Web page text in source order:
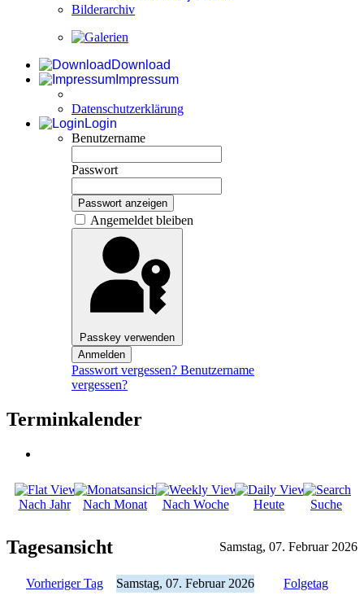
Bilderarchiv
Download
Impressum
Datenschutzerklärung
Login
Benutzername
Passwort
Passwort anzeigen
Angemeldet bleiben
Passkey verwenden
Anmelden
Passwort vergessen? Benutzername
vergessen?
Terminkalender
Nach Jahr Nach Monat Nach Woche Heute Suche
Tagesansicht Samstag, 07. Februar 2026
Vorheriger Tag Samstag, 07. Februar 2026 Folgetag